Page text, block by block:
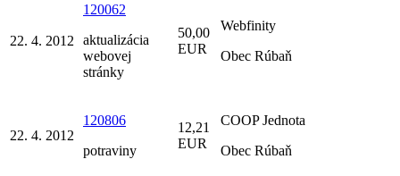
22. 4. 2012
120062
aktualizácia
webovej
stránky
50,00
EUR
Webfinity
Obec Rúbaň
22. 4. 2012
120806
potraviny
12,21
EUR
COOP Jednota
Obec Rúbaň